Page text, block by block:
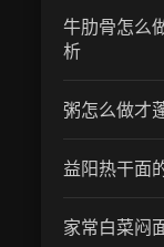
牛肋骨怎么
析
粥怎么做才
益阳热干面
家常白菜闷